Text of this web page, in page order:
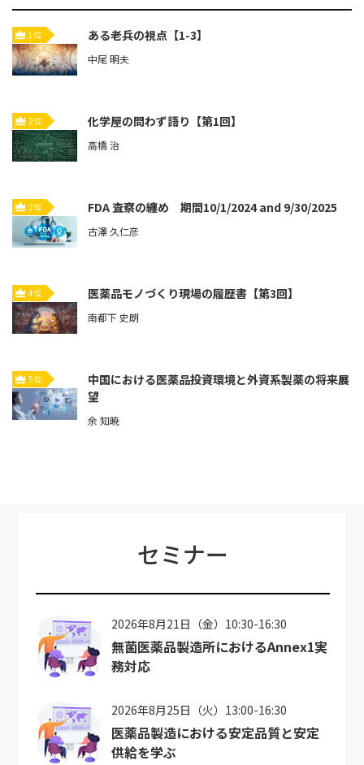
1位 ある老兵の視点【1-3】
中尾 明夫
2位 化学屋の問わず語り【第1回】
高橋 治
3位 FDA 査察の纏め 期間10/1/2024 and 9/30/2025
古澤 久仁彦
4位 医薬品モノづくり現場の履歴書【第3回】
南都下 史朗
5位
中国における医薬品投資環境と外資系製薬の将来展
望
余 知暁
セミナー
2026年8月21日（金）10:30-16:30
無菌医薬品製造所におけるAnnex1実
務対応
2026年8月25日（火）13:00-16:30
医薬品製造における安定品質と安定
供給を学ぶ